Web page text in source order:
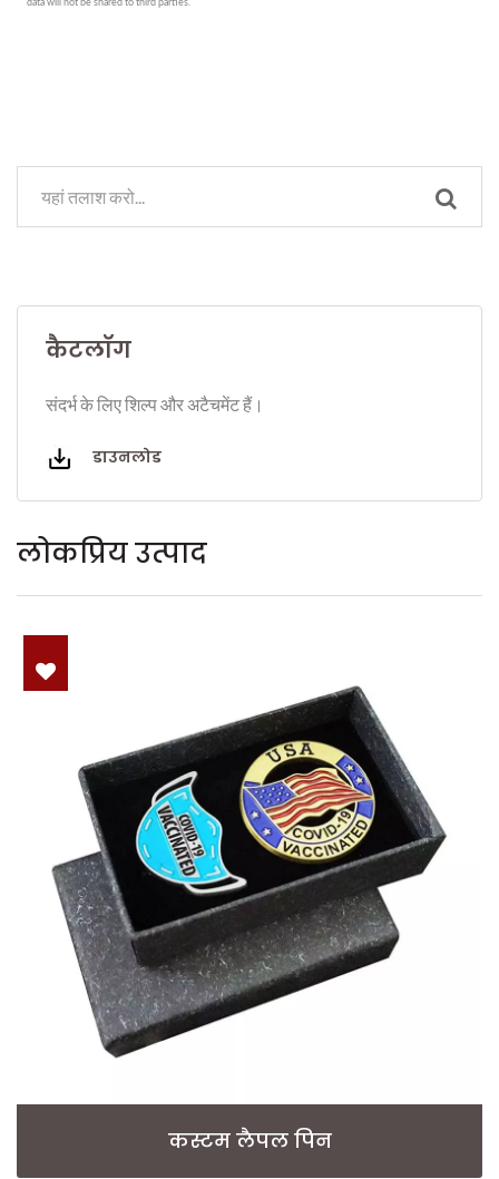
कैटलॉग
संदर्भ के लिए शिल्प और अटैचमेंट हैं।
डाउनलोड
लोकप्रिय उत्पाद
कस्टम लैपल पिन